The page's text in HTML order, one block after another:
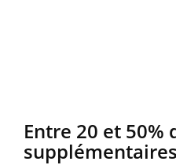
Entre 20 et 50%
supplémentaires